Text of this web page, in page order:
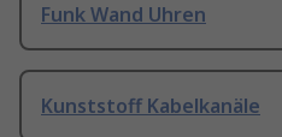
Funk Wand Uhren
Kunststoff Kabelkanäle